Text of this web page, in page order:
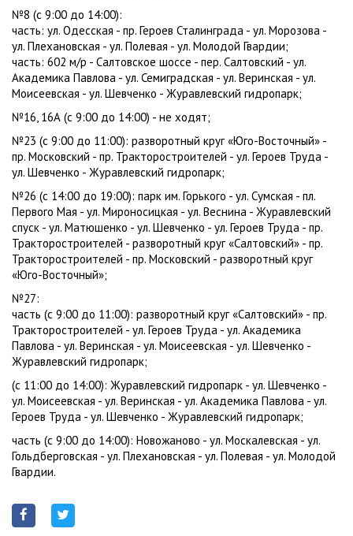
№8 (с 9:00 до 14:00):
часть: ул. Одесская - пр. Героев Сталинграда - ул. Морозова -
ул. Плехановская - ул. Полевая - ул. Молодой Гвардии;
часть: 602 м/р - Салтовское шоссе - пер. Салтовский - ул.
Академика Павлова - ул. Семиградская - ул. Веринская - ул.
Моисеевская - ул. Шевченко - Журавлевский гидропарк;
№16, 16А (с 9:00 до 14:00) - не ходят;
№23 (с 9:00 до 11:00): разворотный круг «Юго-Восточный» -
пр. Московский - пр. Тракторостроителей - ул. Героев Труда -
ул. Шевченко - Журавлевский гидропарк;
№26 (с 14:00 до 19:00): парк им. Горького - ул. Сумская - пл.
Первого Мая - ул. Мироносицкая - ул. Веснина - Журавлевский
спуск - ул. Матюшенко - ул. Шевченко - ул. Героев Труда - пр.
Тракторостроителей - разворотный круг «Салтовский» - пр.
Тракторостроителей - пр. Московский - разворотный круг
«Юго-Восточный»;
№27:
часть (с 9:00 до 11:00): разворотный круг «Салтовский» - пр.
Тракторостроителей - ул. Героев Труда - ул. Академика
Павлова - ул. Веринская - ул. Моисеевская - ул. Шевченко -
Журавлевский гидропарк;
(с 11:00 до 14:00): Журавлевский гидропарк - ул. Шевченко -
ул. Моисеевская - ул. Веринская - ул. Академика Павлова - ул.
Героев Труда - ул. Шевченко - Журавлевский гидропарк;
часть (с 9:00 до 14:00): Новожаново - ул. Москалевская - ул.
Гольдберговская - ул. Плехановская - ул. Полевая - ул. Молодой
Гвардии.